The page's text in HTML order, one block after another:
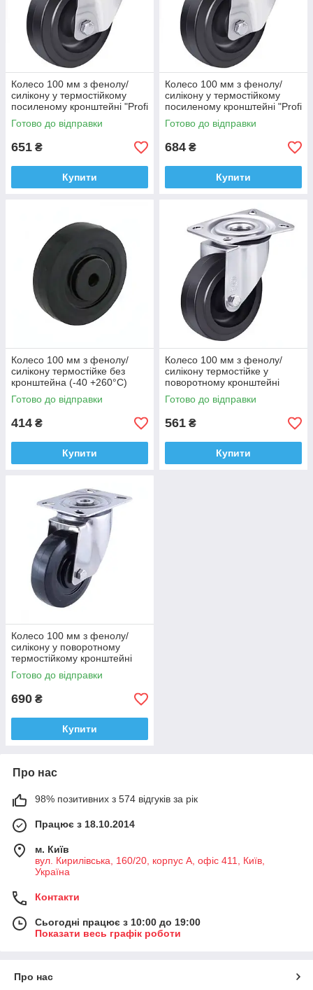
Колесо 100 мм з фенолу/
силікону у термостійкому
посиленому кронштейні "Profi
Thermo" з отвором (-40
+260°С), втулка сталь
Готово до відправки
651 ₴
Купити
Колесо 100 мм з фенолу/
силікону у термостійкому
посиленому кронштейні "Profi
Thermo" з отвором (-40
+260°С), втулка тефлон
Готово до відправки
684 ₴
Купити
Колесо 100 мм з фенолу/
силікону термостійке без
кронштейна (-40 +260°С)
Готово до відправки
414 ₴
Купити
Колесо 100 мм з фенолу/
силікону термостійке у
поворотному кронштейні
"Standard" з майданчиком
(-40 +260°С) втулка сталь
Готово до відправки
561 ₴
Купити
Колесо 100 мм з фенолу/
силікону у поворотному
термостійкому кронштейні
"Standard Thermo" з
майданчиком (-40 +260°С),
Готово до відправки
690 ₴
Купити
Про нас
98% позитивних з 574 відгуків за рік
Працює з 18.10.2014
м. Київ
вул. Кирилівська, 160/20, корпус А, офіс 411, Київ,
Україна
Контакти
Сьогодні працює з 10:00 до 19:00
Показати весь графік роботи
Про нас